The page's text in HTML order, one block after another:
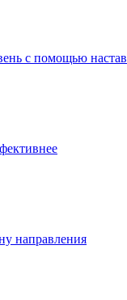
с помощью
направления